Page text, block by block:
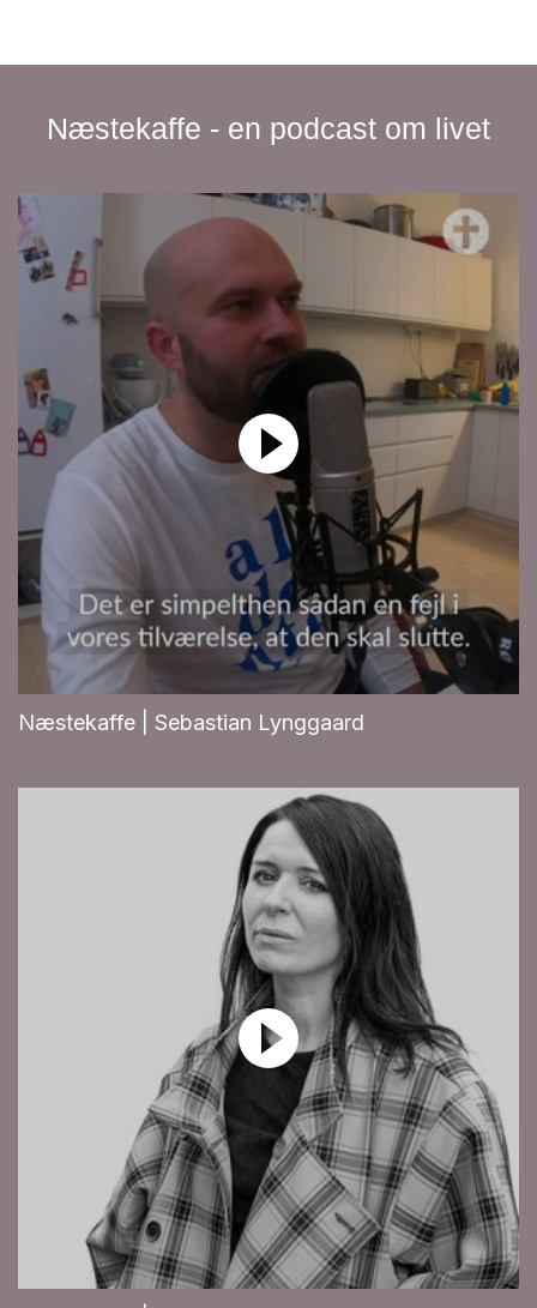
Næstekaffe - en podcast om livet
Næstekaffe | Sebastian Lynggaard